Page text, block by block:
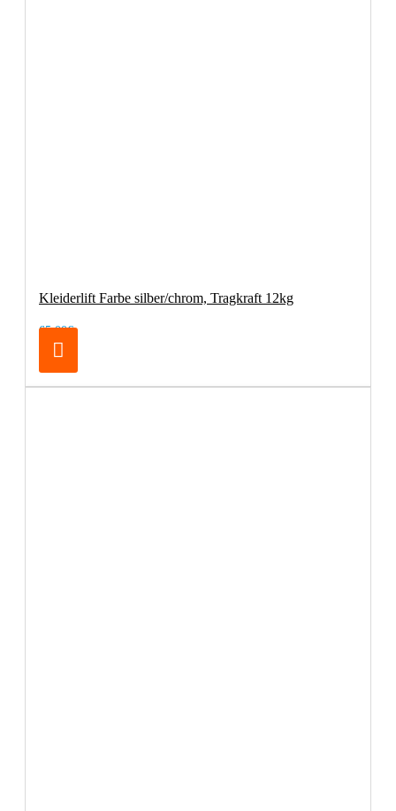
Kleiderlift Farbe silber/chrom, Tragkraft 12kg
65,00€